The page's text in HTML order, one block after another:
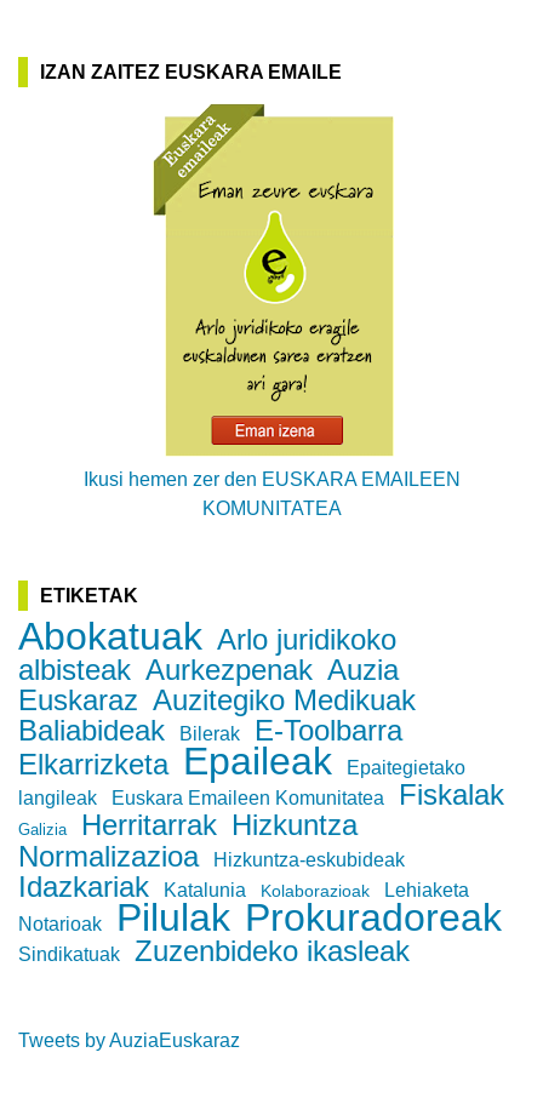
IZAN ZAITEZ EUSKARA EMAILE
Ikusi hemen zer den EUSKARA EMAILEEN
KOMUNITATEA
ETIKETAK
Abokatuak Arlo juridikoko
albisteak Aurkezpenak Auzia
Euskaraz Auzitegiko Medikuak
Baliabideak
Bilerak
E-Toolbarra
Elkarrizketa Epaileak
Epaitegietako
langileak
Euskara Emaileen Komunitatea Fiskalak
Galizia Herritarrak Hizkuntza
Normalizazioa
Hizkuntza-eskubideak
Idazkariak Katalunia Kolaborazioak
Lehiaketa
Notarioak
Pilulak Prokuradoreak
Sindikatuak Zuzenbideko ikasleak
Tweets by AuziaEuskaraz